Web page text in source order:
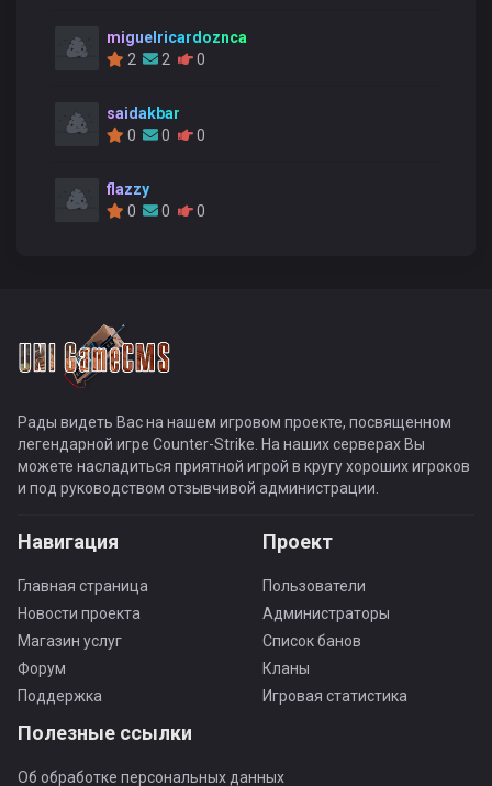
miguelricardoznca
2
2 0
saidakbar
0
0 0
flazzy
0
0 0
Рады видеть Вас на нашем игровом проекте, посвященном
легендарной игре Counter-Strike. На наших серверах Вы
можете насладиться приятной игрой в кругу хороших игроков
и под руководством отзывчивой администрации.
Навигация
Главная страница
Новости проекта
Магазин услуг
Форум
Поддержка
Проект
Пользователи
Администраторы
Список банов
Кланы
Игровая статистика
Полезные ссылки
Об обработке персональных данных